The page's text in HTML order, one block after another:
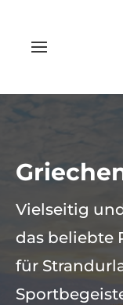
Vielseitig
das beliebte
für